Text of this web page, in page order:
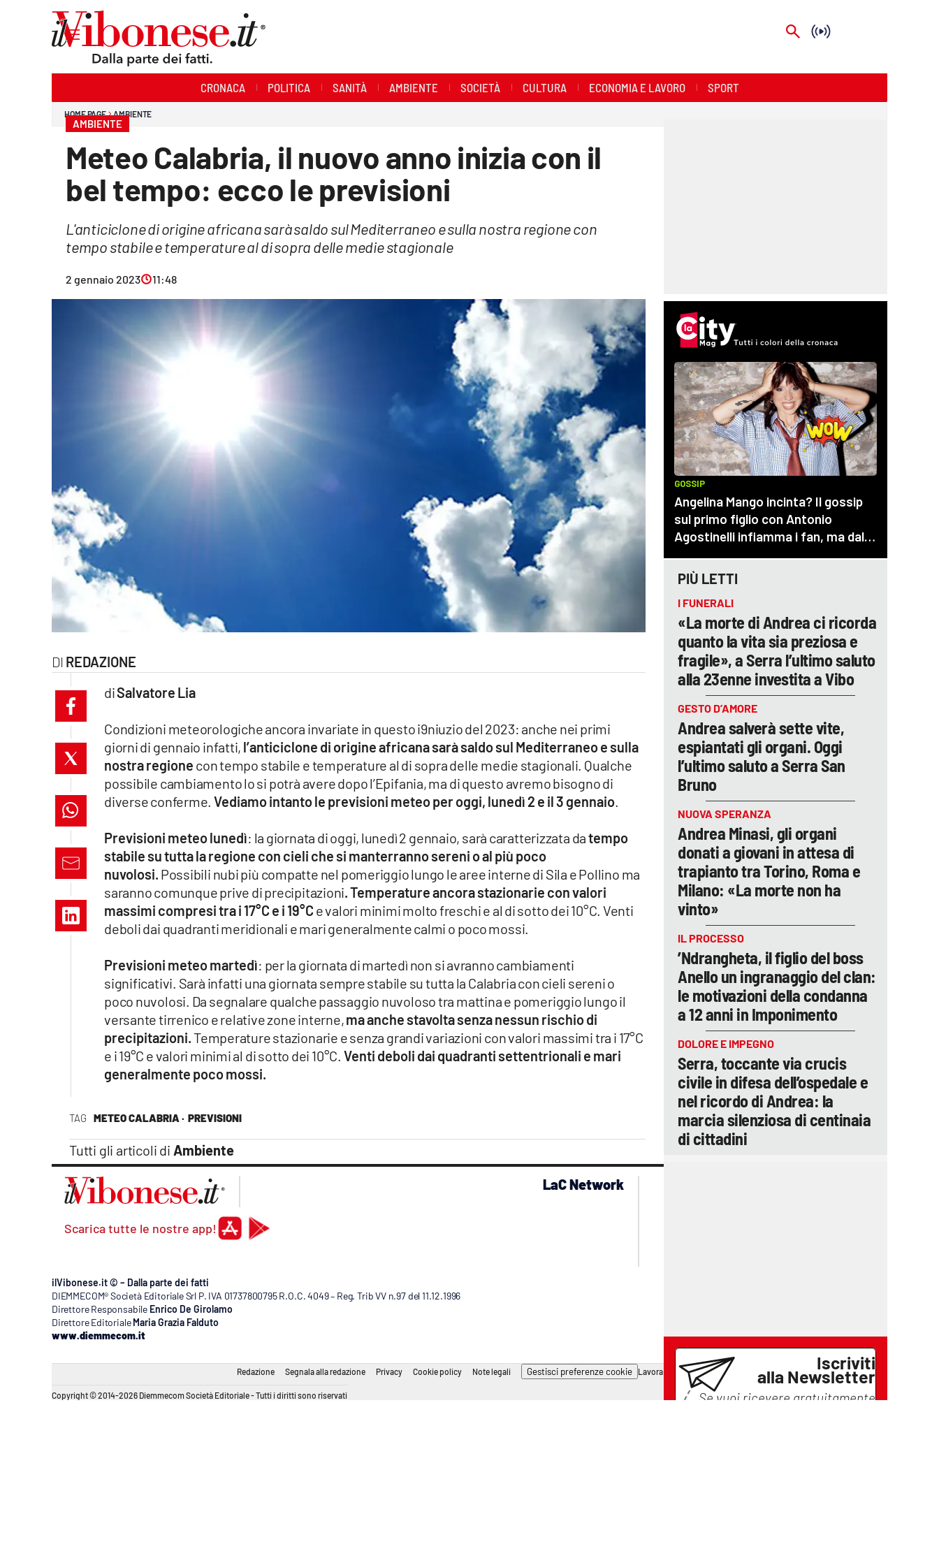
lacitymag.it
cosenzachannel.it
ilvibonese.it
catanzarochannel.it
lacapitalenews.it
Vai
CRONACA POLITICA SANITÀ AMBIENTE SOCIETÀ CULTURA ECONOMIA E LAVORO SPORT
HOME PAGE AMBIENTE
AMBIENTE
Meteo Calabria, il nuovo anno inizia con il
bel tempo: ecco le previsioni
L'anticiclone di origine africana sarà saldo sul Mediterraneo e sulla nostra regione con
tempo stabile e temperature al di sopra delle medie stagionale
2 gennaio 2023 11:48
REDAZIONE
TAG METEO CALABRIA · PREVISIONI
Tutti gli articoli di Ambiente
diSalvatore Lia
Condizioni meteorologiche ancora invariate in questo i9niuzio del 2023: anche nei primi
giorni di gennaio infatti, l’anticiclone di origine africana sarà saldo sul Mediterraneo e sulla
nostra regione con tempo stabile e temperature al di sopra delle medie stagionali. Qualche
possibile cambiamento lo si potrà avere dopo l’Epifania, ma di questo avremo bisogno di
diverse conferme.Vediamo intanto le previsioni meteo per oggi, lunedì 2 e il 3 gennaio.
Previsioni meteo lunedì: la giornata di oggi, lunedì 2 gennaio, sarà caratterizzata datempo
stabile su tutta la regione con cieli che si manterranno sereni o al più poco
nuvolosi. Possibili nubi più compatte nel pomeriggio lungo le aree interne di Sila e Pollino ma
saranno comunque prive di precipitazioni. Temperature ancora stazionarie con valori
massimi compresi tra i 17°C e i 19°C e valori minimi molto freschi e al di sotto dei 10°C. Venti
deboli dai quadranti meridionali e mari generalmente calmi o poco mossi.
Previsioni meteo martedì: per la giornata di martedì non si avranno cambiamenti
significativi. Sarà infatti una giornata sempre stabile su tutta la Calabria con cieli sereni o
poco nuvolosi. Da segnalare qualche passaggio nuvoloso tra mattina e pomeriggio lungo il
versante tirrenico e relative zone interne,ma anche stavolta senza nessun rischio di
precipitazioni.Temperature stazionarie e senza grandi variazioni con valori massimi tra i 17°C
e i 19°C e valori minimi al di sotto dei 10°C. Venti deboli dai quadranti settentrionali e mari
generalmente poco mossi.
PIÙ LETTI
I FUNERALI
«La morte di Andrea ci ricorda
quanto la vita sia preziosa e
fragile», a Serra l’ultimo saluto
alla 23enne investita a Vibo
GESTO D’AMORE
Andrea salverà sette vite,
espiantati gli organi. Oggi
l’ultimo saluto a Serra San
Bruno
NUOVA SPERANZA
Andrea Minasi, gli organi
donati a giovani in attesa di
trapianto tra Torino, Roma e
Milano: «La morte non ha
vinto»
IL PROCESSO
’Ndrangheta, il figlio del boss
Anello un ingranaggio del clan:
le motivazioni della condanna
a 12 anni in Imponimento
DOLORE E IMPEGNO
Serra, toccante via crucis
civile in difesa dell’ospedale e
nel ricordo di Andrea: la
marcia silenziosa di centinaia
di cittadini
Iscriviti
alla Newsletter
Se vuoi ricevere gratuitamente
Scarica tutte le nostre app!
LaC Network
ilVibonese.it © – Dalla parte dei fatti
DIEMMECOM® Società Editoriale Srl P. IVA 01737800795 R.O.C. 4049 – Reg. Trib VV n.97 del 11.12.1996
Direttore Responsabile Enrico De Girolamo
Direttore Editoriale Maria Grazia Falduto
www.diemmecom.it
Redazione Segnala alla redazione Privacy Cookie policy Note legali Gestisci preferenze cookie Lavora con noi
Copyright © 2014-2026 Diemmecom Società Editoriale - Tutti i diritti sono riservati